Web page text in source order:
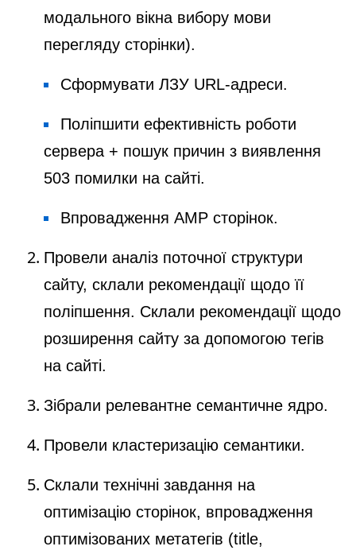
модального вікна вибору мови
перегляду сторінки).
Сформувати ЛЗУ URL-адреси.
Поліпшити ефективність роботи
сервера + пошук причин з виявлення
503 помилки на сайті.
Впровадження AMP сторінок.
Провели аналіз поточної структури
сайту, склали рекомендації щодо її
поліпшення. Склали рекомендації щодо
розширення сайту за допомогою тегів
на сайті.
Зібрали релевантне семантичне ядро.
Провели кластеризацію семантики.
Склали технічні завдання на
оптимізацію сторінок, впровадження
оптимізованих метатегів (title,